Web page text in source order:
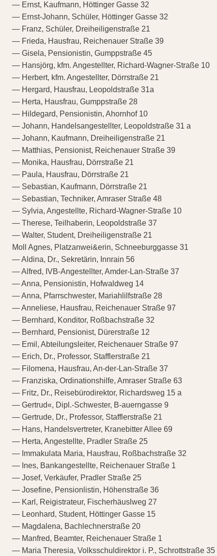
— Ernst, Kaufmann, Höttinger Gasse 32
— Ernst-Johann, Schüler, Höttinger Gasse 32
— Franz, Schüler, Dreiheiligenstraße 21
— Frieda, Hausfrau, Reichenauer Straße 39
— Gisela, Pensionistin, Gumppstraße 45
— Hansjörg, kfm. Angestellter, Richard-Wagner-Straße 10
— Herbert, kfm. Angestellter, Dörrstraße 21
— Hergard, Hausfrau, Leopoldstraße 31a
— Herta, Hausfrau, Gumppstraße 28
— Hildegard, Pensionistin, Ahornhof 10
— Johann, Handelsangestellter, Leopoldstraße 31 a
— Johann, Kaufmann, Dreiheiligenstraße 21
— Matthias, Pensionist, Reichenauer Straße 39
— Monika, Hausfrau, Dörrstraße 21
— Paula, Hausfrau, Dörrstraße 21
— Sebastian, Kaufmann, Dörrstraße 21
— Sebastian, Techniker, Amraser Straße 48
— Sylvia, Angestellte, Richard-Wagner-Straße 10
— Therese, Teilhaberin, Leopoldstraße 37
— Walter, Student, Dreiheiligenstraße 21
Moll Agnes, Platzanwei&erin, Schneeburggasse 31
— Aldina, Dr., Sekretärin, Innrain 56
— Alfred, IVB-Angestellter, Amder-Lan-Straße 37
— Anna, Pensionistin, Hofwaldweg 14
— Anna, Pfarrschwester, Mariahlilfstraße 28
— Anneliese, Hausfrau, Reichenauer Straße 97
— Bernhard, Konditor, Roßbachstraße 32
— Bernhard, Pensionist, Dürerstraße 12
— Emil, Abteilungsleiter, Reichenauer Straße 97
— Erich, Dr., Professor, Stafflerstraße 21
— Filomena, Hausfrau, An-der-Lan-Straße 37
— Franziska, Ordinationshilfe, Amraser Straße 63
— Fritz, Dr., Reisebürodirektor, Richardsweg 15 a
— Gertrud«, Dipl.-Schwester, B-auerngasse 9
— Gertrude, Dr., Professor, Stafflerstraße 21
— Hans, Handelsvertreter, Kranebitter Allee 69
— Herta, Angestellte, Pradler Straße 25
— Immakulata Maria, Hausfrau, Roßbachstraße 32
— Ines, Bankangestellte, Reichenauer Straße 1
— Josef, Verkäufer, Pradler Straße 25
— Josefine, Pensionlistin, Höhenstraße 36
— Karl, Reigistrateur, Fischerhäuslweg 27
— Leonhard, Student, Höttinger Gasse 15
— Magdalena, Bachlechnerstraße 20
— Manfred, Beamter, Reichenauer Straße 1
— Maria Theresia, Volksschuldirektor i. P., Schrottstraße 35